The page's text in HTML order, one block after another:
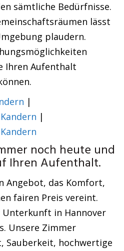
sämtliche Bedürfnisse.
lässt
plaudern.
Ihren Aufenthalt
|
|
noch heute und
Ihren Aufenthalt.
Angebot, das Komfort,
fairen Preis vereint.
Unterkunft in Hannover
Unsere Zimmer
Sauberkeit, hochwertige